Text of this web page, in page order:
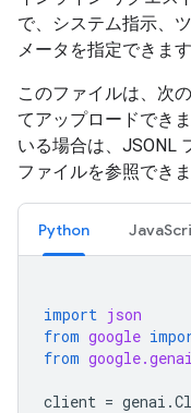
で、システム指示、
メータを指定できます
このファイルは、次
てアップロードでき
いる場合は、JSONL
ファイルを参照できま
Python
import json
from google
from google.genai
client = genai .